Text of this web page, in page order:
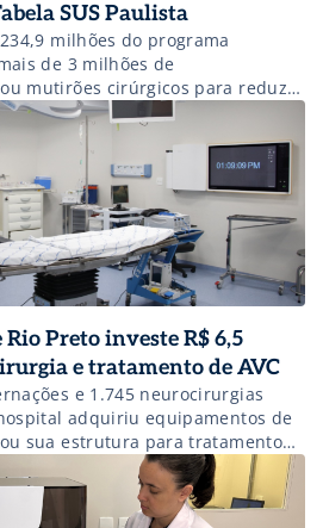
SUS Paulista
milhões do programa
de 3 milhões de
mutirões cirúrgicos para reduzir
Preto investe R$ 6,5
e tratamento de AVC
e 1.745 neurocirurgias
adquiriu equipamentos de
sua estrutura para tratamento